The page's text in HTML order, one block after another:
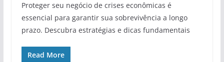
Proteger seu negócio de crises econômicas é
essencial para garantir sua sobrevivência a longo
prazo. Descubra estratégias e dicas fundamentais
Read More